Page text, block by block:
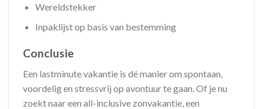
Wereldstekker
Inpaklijst op basis van bestemming
Conclusie
Een lastminute vakantie is dé manier om spontaan,
voordelig en stressvrij op avontuur te gaan. Of je nu
zoekt naar een all-inclusive zonvakantie, een